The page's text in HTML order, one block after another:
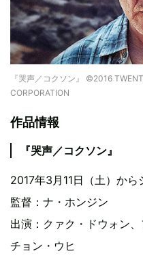
『哭声／コクソン』 ©2016
CORPORATION
作品情報
『哭声／コクソン』
2017年3月11日（土）か
監督：ナ・ホンジン
出演：クァク・ドウォン
チョン・ウヒ